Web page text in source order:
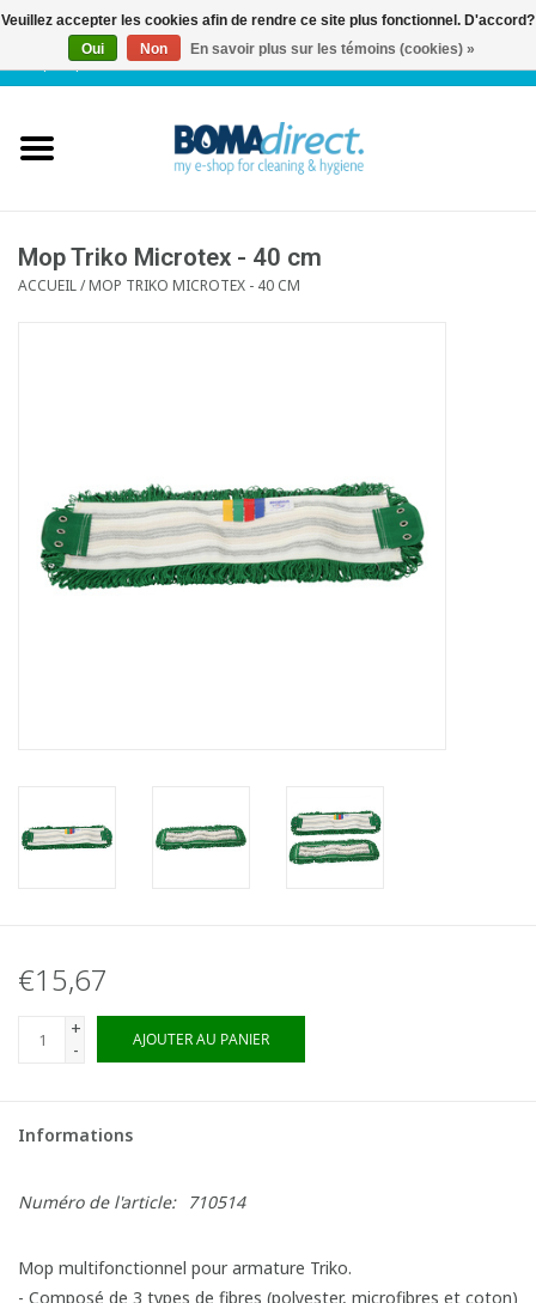
FR| 0 Articles
Service client
Mop Triko Microtex - 40 cm
ACCUEIL/MOP TRIKO MICROTEX - 40 CM
€15,67
+
-
AJOUTER AU PANIER
Informations
Numéro de l'article: 710514
Mop multifonctionnel pour armature Triko.
- Composé de 3 types de fibres (polyester, microfibres et coton)
Veuillez accepter les cookies afin de rendre ce site plus fonctionnel. D'accord?
Oui
Non En savoir plus sur les témoins (cookies) »